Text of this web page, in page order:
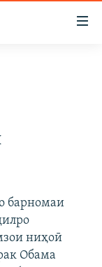
барномаи
ниҳоӣ
Обама